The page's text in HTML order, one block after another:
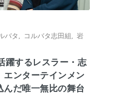
バタ コルバタ志田組
岩
躍するレスラー・志
ンターテインメン
んだ唯一無比の舞台